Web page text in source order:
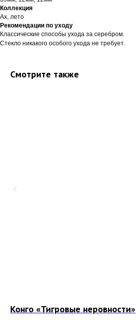
Коллекция
Ах, лето
Рекомендации по уходу
Классические способы ухода за серебром.
Стекло никакого особого ухода не требует.
Смотрите также
Конго «Тигровые неровности»